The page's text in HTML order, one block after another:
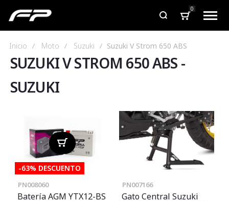
0
Inicio Moto Suzuki Suzuki V Strom 650 ABS
SUZUKI V STROM 650 ABS -
SUZUKI
-63% DESCUENTO
PN008060
Batería AGM YTX12-BS
PN007166
Gato Central Suzuki